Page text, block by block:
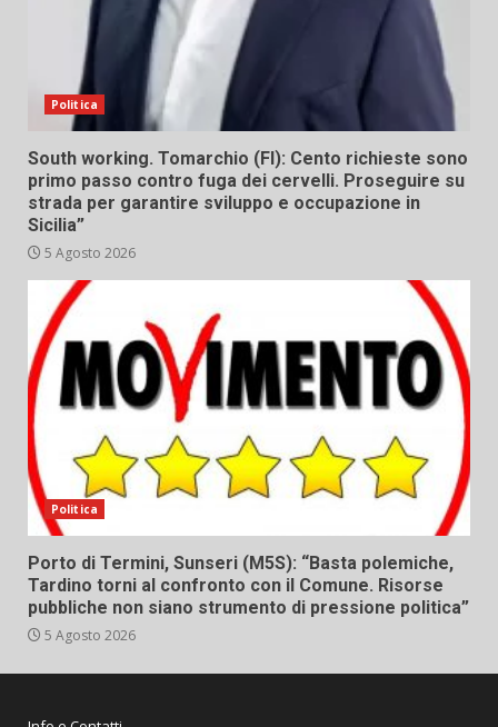
Politica
South working. Tomarchio (FI): Cento richieste sono
primo passo contro fuga dei cervelli. Proseguire su
strada per garantire sviluppo e occupazione in
Sicilia”
5 Agosto 2026
Politica
Porto di Termini, Sunseri (M5S): “Basta polemiche,
Tardino torni al confronto con il Comune. Risorse
pubbliche non siano strumento di pressione politica”
5 Agosto 2026